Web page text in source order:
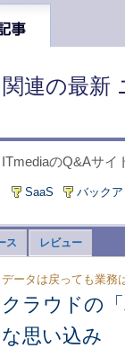
関連の最
のQ&Aサイ
SaaS バック
ス レビュー
データは戻っても業務
クラウドの
な思い込み